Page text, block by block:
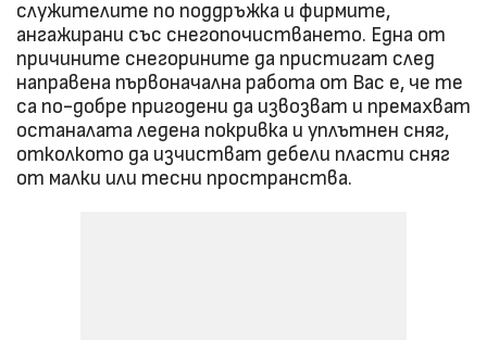
служителите по поддръжка и фирмите,
ангажирани със снегопочистването. Една от
причините снегорините да пристигат след
направена първоначална работа от Вас е, че те
са по-добре пригодени да извозват и премахват
останалата ледена покривка и уплътнен сняг,
отколкото да изчистват дебели пласти сняг
от малки или тесни пространства.